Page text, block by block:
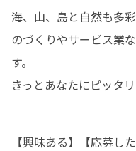
海、山、島と自然も多
のづくりやサービス業
す。
きっとあなたにピッタ
【興味ある】【応募し